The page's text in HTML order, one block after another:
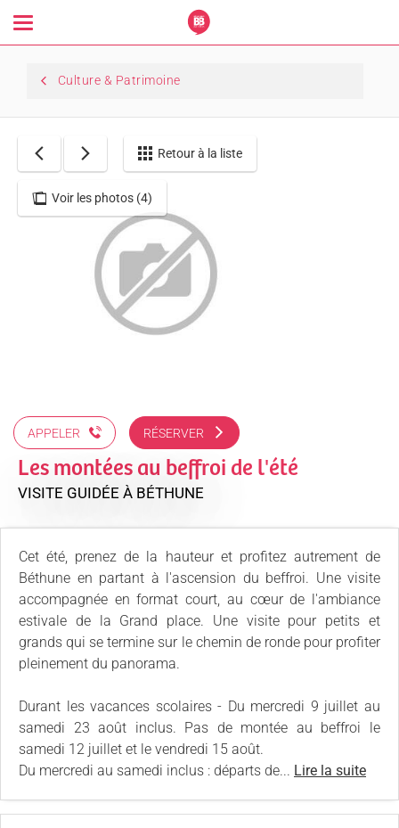
Toggle
navigation
Culture & Patrimoine
Retour à la liste
Voir les photos (4)
APPELER RÉSERVER
Les montées au beffroi de l'été
VISITE GUIDÉE À BÉTHUNE
Cet été, prenez de la hauteur et profitez autrement de
Béthune en partant à l'ascension du beffroi. Une visite
accompagnée en format court, au cœur de l'ambiance
estivale de la Grand place. Une visite pour petits et
grands qui se termine sur le chemin de ronde pour profiter
pleinement du panorama.
Durant les vacances scolaires - Du mercredi 9 juillet au
samedi 23 août inclus. Pas de montée au beffroi le
samedi 12 juillet et le vendredi 15 août.
Du mercredi au samedi inclus : départs de... Lire la suite